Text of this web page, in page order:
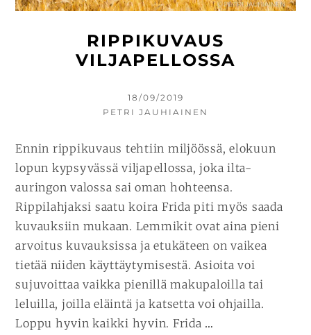
RIPPIKUVAUS
VILJAPELLOSSA
KIRJOITETTU
18/09/2019
KIRJOITTAJA
PETRI JAUHIAINEN
Ennin rippikuvaus tehtiin miljöössä, elokuun
lopun kypsyvässä viljapellossa, joka ilta-
auringon valossa sai oman hohteensa.
Rippilahjaksi saatu koira Frida piti myös saada
kuvauksiin mukaan. Lemmikit ovat aina pieni
arvoitus kuvauksissa ja etukäteen on vaikea
tietää niiden käyttäytymisestä. Asioita voi
sujuvoittaa vaikka pienillä makupaloilla tai
leluilla, joilla eläintä ja katsetta voi ohjailla.
Loppu hyvin kaikki hyvin. Frida …